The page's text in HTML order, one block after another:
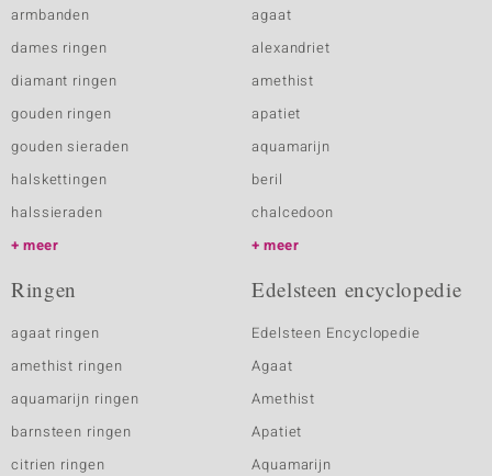
armbanden
dames ringen
diamant ringen
gouden ringen
gouden sieraden
halskettingen
halssieraden
meer
agaat
alexandriet
amethist
apatiet
aquamarijn
beril
chalcedoon
meer
Ringen
agaat ringen
amethist ringen
aquamarijn ringen
barnsteen ringen
citrien ringen
Edelsteen encyclopedie
Edelsteen Encyclopedie
Agaat
Amethist
Apatiet
Aquamarijn